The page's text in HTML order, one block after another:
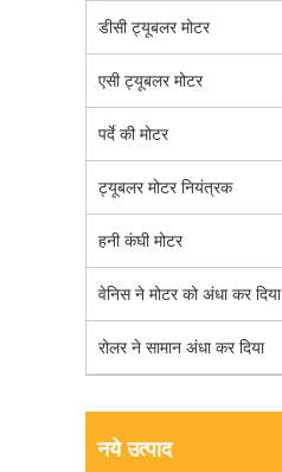
डीसी ट्यूबलर मोटर
एसी ट्यूबलर मोटर
पर्दे की मोटर
ट्यूबलर मोटर नियंत्रक
हनी कंघी मोटर
वेनिस ने मोटर को अंधा कर दिया
रोलर ने सामान अंधा कर दिया
नये उत्पाद